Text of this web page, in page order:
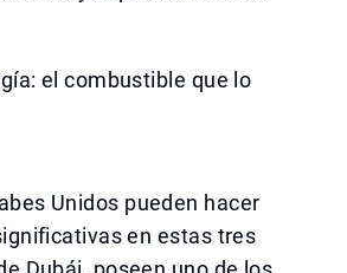
el combustible que lo
Unidos pueden hacer
en estas tres